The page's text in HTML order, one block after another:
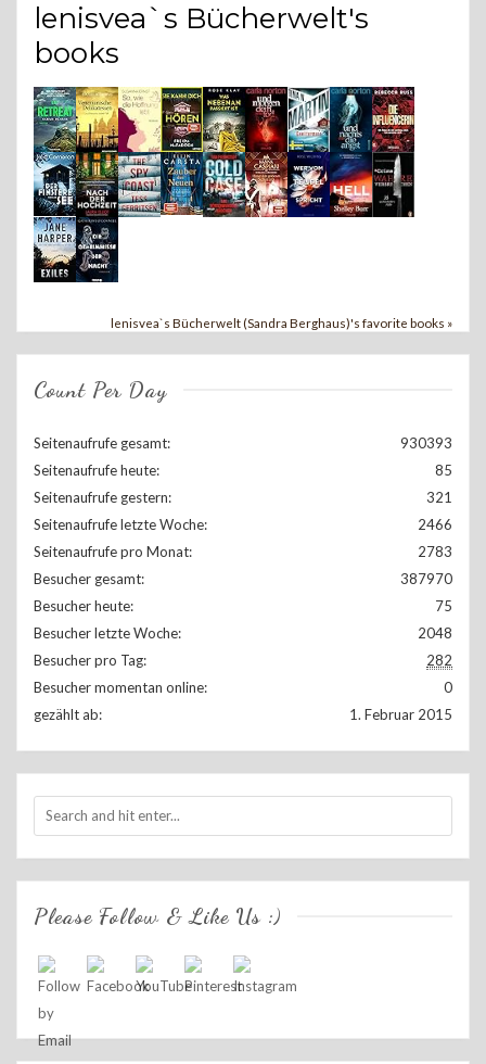
lenisvea`s Bücherwelt's
books
lenisvea`s Bücherwelt (Sandra Berghaus)'s favorite books »
Count Per Day
930393
Seitenaufrufe gesamt:
85
Seitenaufrufe heute:
321
Seitenaufrufe gestern:
2466
Seitenaufrufe letzte Woche:
2783
Seitenaufrufe pro Monat:
387970
Besucher gesamt:
75
Besucher heute:
2048
Besucher letzte Woche:
282
Besucher pro Tag:
0
Besucher momentan online:
1. Februar 2015
gezählt ab:
Please Follow & Like Us :)